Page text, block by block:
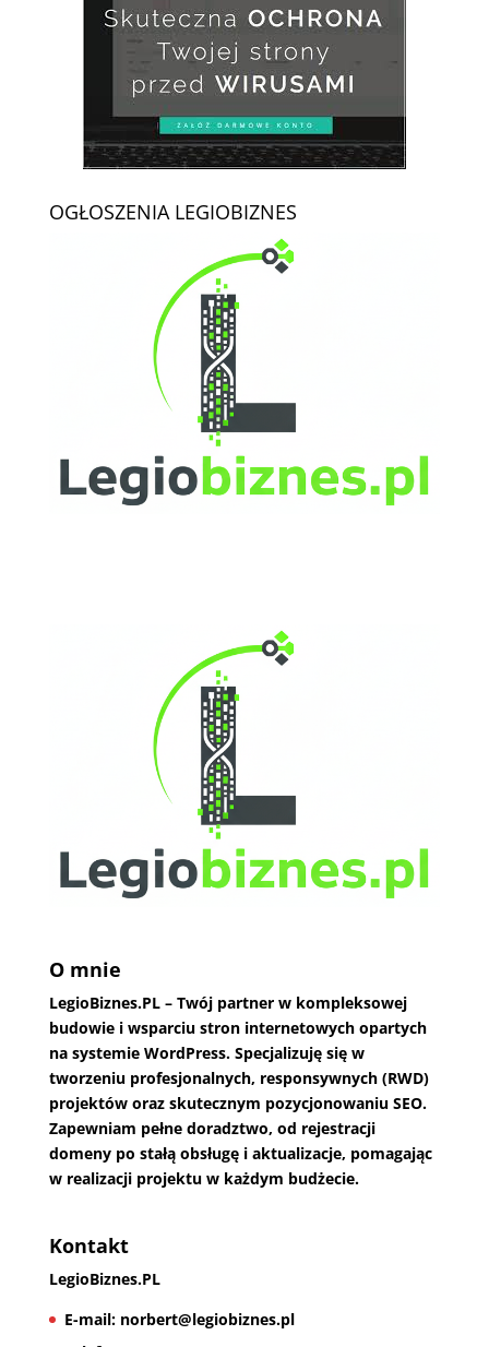
OGŁOSZENIA LEGIOBIZNES
O mnie
LegioBiznes.PL– Twój partner w kompleksowej
budowie i wsparciu stron internetowych opartych
na systemie WordPress. Specjalizuję się w
tworzeniu profesjonalnych, responsywnych (RWD)
projektów oraz skutecznym pozycjonowaniu SEO.
Zapewniam pełne doradztwo, od rejestracji
domeny po stałą obsługę i aktualizacje, pomagając
w realizacji projektu w każdym budżecie.
Kontakt
LegioBiznes.PL
E-mail:norbert@legiobiznes.pl